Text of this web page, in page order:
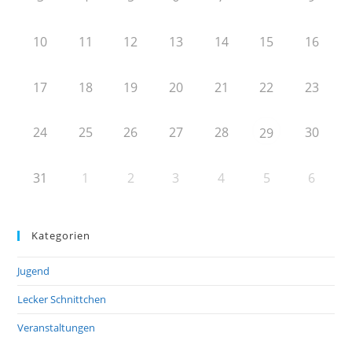
10 11 12 13 14 15 16
17 18 19 20 21 22 23
24 25 26 27 28 29 30
31 1 2 3 4 5 6
Kategorien
Jugend
Lecker Schnittchen
Veranstaltungen